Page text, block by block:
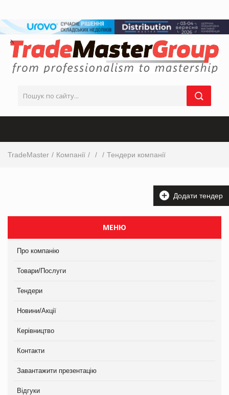
TradeMaster Компанії Тендери компанії
Додати тендер
МЕНЮ
Про компанію
Товари/Послуги
Тендери
Новини/Акції
Керівництво
Контакти
Завантажити презентацію
Відгуки